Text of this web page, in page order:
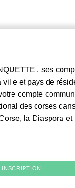
, ses
et pays de
compte
des corses
la Diaspora
INSCRIPTION